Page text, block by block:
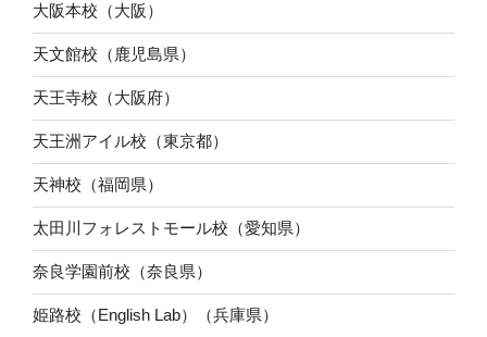
大阪本校（大阪）
天文館校（鹿児島県）
天王寺校（大阪府）
天王洲アイル校（東京都）
天神校（福岡県）
太田川フォレストモール校（愛知県）
奈良学園前校（奈良県）
姫路校（English Lab）（兵庫県）